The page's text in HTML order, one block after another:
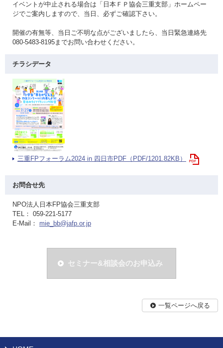
イベントが中止される場合は「日本ＦＰ協会三重支部」ホームペー
ジでご案内しますので、当日、必ずご確認下さい。
開催の有無等、当日ご不明な点がございましたら、当日緊急連絡先
080-5483-8195までお問い合わせください。
チラシデータ
三重FPフォーラム2024 in 四日市PDF（PDF/1201.82KB）
お問合せ先
NPO法人日本FP協会三重支部
TEL： 059-221-5177
E-Mail： mie_bb@jafp.or.jp
セミナー&相談会のお申込み
一覧ページへ戻る